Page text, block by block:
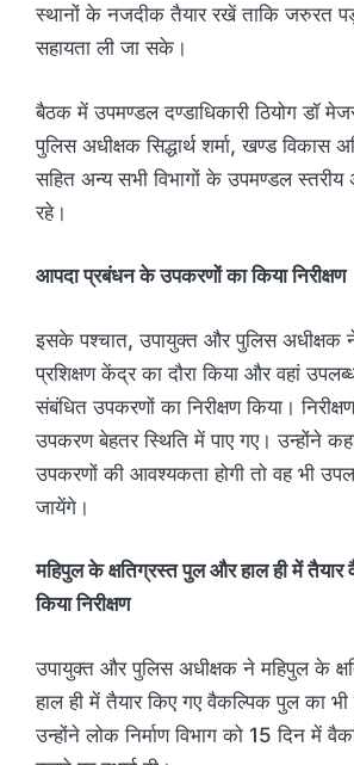
स्थानों के नजदीक तैयार रखें ताकि जरुरत
सहायता ली जा सके।
बैठक में उपमण्डल दण्डाधिकारी ठियोग डॉ
पुलिस अधीक्षक सिद्धार्थ शर्मा, खण्ड विकास
सहित अन्य सभी विभागों के उपमण्डल स्तरीय
रहे।
आपदा प्रबंधन के उपकरणों का किया निरीक्षण
इसके पश्चात, उपायुक्त और पुलिस अधीक्षक ने
प्रशिक्षण केंद्र का दौरा किया और वहां
संबंधित उपकरणों का निरीक्षण किया।
उपकरण बेहतर स्थिति में पाए गए। उन्होंने
उपकरणों की आवश्यकता होगी तो वह भी
जायेंगे।
महिपुल केक्षतिग्रस्तपुल और हाल ही में
किया निरीक्षण
उपायुक्त और पुलिस अधीक्षक ने महिपुल के
हाल ही में तैयार किए गए वैकल्पिक पुल का भी
उन्होंने लोक निर्माण विभाग को 15 दिन में